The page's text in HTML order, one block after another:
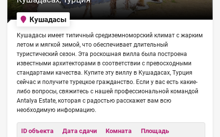
Кушадасы
Кушадасы имеет типичный средиземноморский климат с жарким
летом и мягкой зимой, что обеспечивает длительный
туристический сезон. Эта роскошная вилла была построена
известными архитекторами в соответствии с превосходными
стандартами качества. Купите эту виллу в Кушадасах, Турция
сейчас и получите турецкое гражданство. Если у вас есть какие-
либо вопросы, свяжитесь с нашей профессиональной командой
Antalya Estate, которая с радостью расскажет вам всю
необходимую информацию.
ID объекта
Дата сдачи
Комната
Площадь